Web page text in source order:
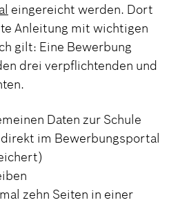
eingereicht werden. Dort
Anleitung mit wichtigen
gilt: Eine Bewerbung
drei verpflichtenden und
Daten zur Schule
im Bewerbungsportal
zehn Seiten in einer